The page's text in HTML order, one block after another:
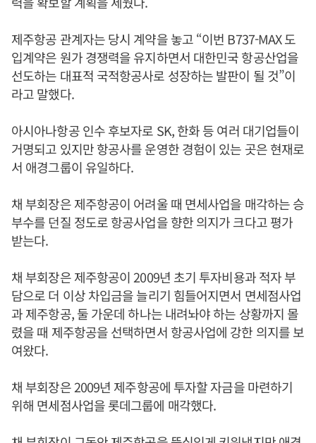
제주항공 관계자는 당시 계약을 놓고 “이번 B737-MAX 도
입계약은 원가 경쟁력을 유지하면서 대한민국 항공산업을
선도하는 대표적 국적항공사로 성장하는 발판이 될 것”이
라고 말했다.
아시아나항공 인수 후보자로 SK, 한화 등 여러 대기업들이
거명되고 있지만 항공사를 운영한 경험이 있는 곳은 현재로
서 애경그룹이 유일하다.
채 부회장은 제주항공이 어려울 때 면세사업을 매각하는 승
부수를 던질 정도로 항공사업을 향한 의지가 크다고 평가
받는다.
채 부회장은 제주항공이 2009년 초기 투자비용과 적자 부
담으로 더 이상 차입금을 늘리기 힘들어지면서 면세점사업
과 제주항공, 둘 가운데 하나는 내려놔야 하는 상황까지 몰
렸을 때 제주항공을 선택하면서 항공사업에 강한 의지를 보
여왔다.
채 부회장은 2009년 제주항공에 투자할 자금을 마련하기
위해 면세점사업을 롯데그룹에 매각했다.